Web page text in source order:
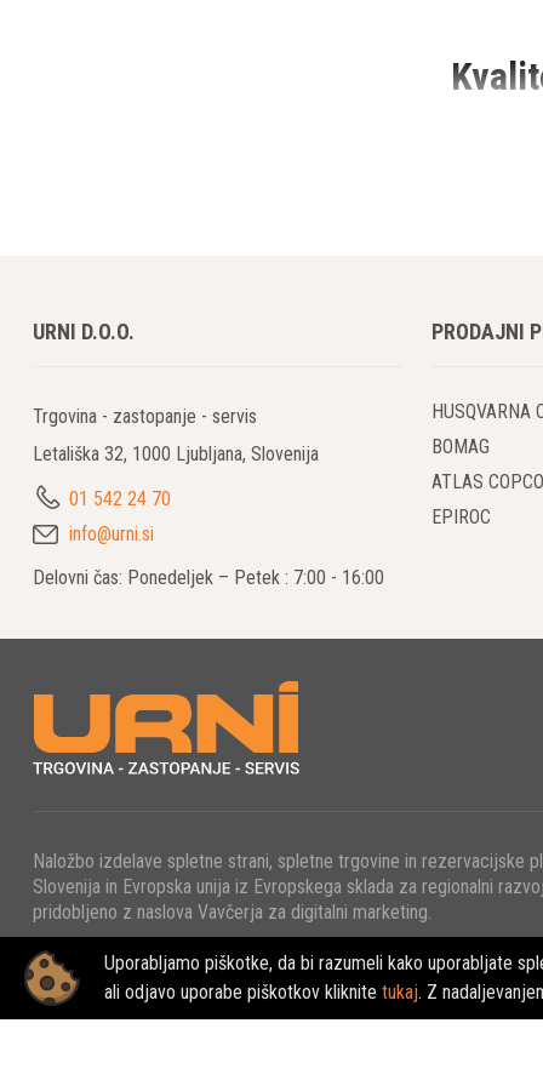
Za
Sledenje
življenjsko
Mokro
Vrtalniki
dodatki,
Z izbiro
Uporabljamo piškotke, da bi razumeli kako uporabljate
ali odjavo uporabe piškotkov kliknite tukaj. Z
URNI D.O.O.
Trgovina - zastopanje - servis
Letališka 32, 1000 Ljubljana, Slovenija
01 542 24 70
info@urni.si
Delovni čas: Ponedeljek – Petek : 7:00 - 16:00
PRODAJNI
HUSQVARNA
BOMAG
ATLAS COPCO
EPIROC
Naložbo izdelave spletne strani, spletne trgovine in rezervacijske
Slovenija in Evropska unija iz Evropskega sklada za regionalni
pridobljeno z naslova Vavčerja za digitalni marketing.
© 2022 - URNI d.o.o., Vse pravice pridržane.